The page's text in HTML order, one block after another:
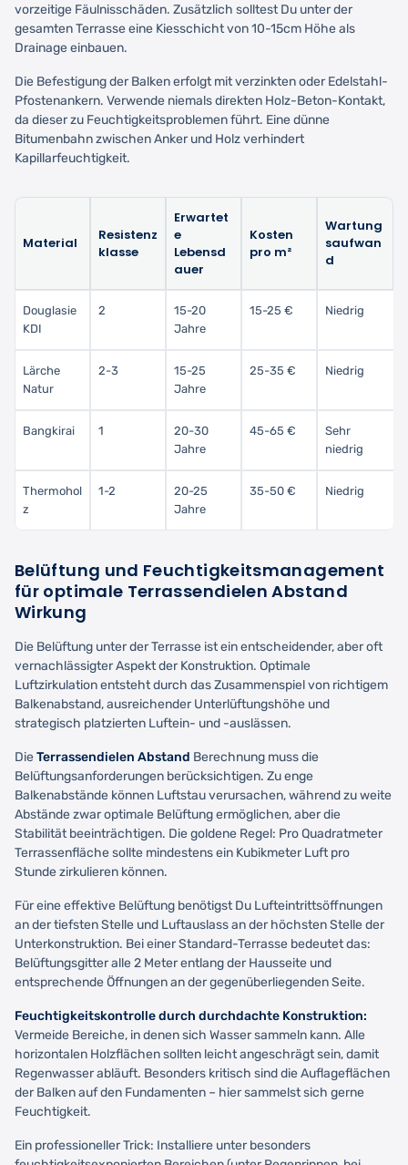
vorzeitige Fäulnisschäden. Zusätzlich solltest Du unter der
gesamten Terrasse eine Kiesschicht von 10-15cm Höhe als
Drainage einbauen.
Die Befestigung der Balken erfolgt mit verzinkten oder Edelstahl-
Pfostenankern. Verwende niemals direkten Holz-Beton-Kontakt,
da dieser zu Feuchtigkeitsproblemen führt. Eine dünne
Bitumenbahn zwischen Anker und Holz verhindert
Kapillarfeuchtigkeit.
Material
Resistenz
klasse
Erwartet
e
Lebensd
auer
Kosten
pro m²
Wartung
saufwan
d
Douglasie
KDI
2
15-20
Jahre
15-25 € Niedrig
Lärche
Natur
2-3
15-25
Jahre
25-35 € Niedrig
Bangkirai 1
20-30
Jahre
45-65 €
Sehr
niedrig
Thermohol
z
1-2
20-25
Jahre
35-50 € Niedrig
Belüftung und Feuchtigkeitsmanagement
für optimale Terrassendielen Abstand
Wirkung
Die Belüftung unter der Terrasse ist ein entscheidender, aber oft
vernachlässigter Aspekt der Konstruktion. Optimale
Luftzirkulation entsteht durch das Zusammenspiel von richtigem
Balkenabstand, ausreichender Unterlüftungshöhe und
strategisch platzierten Luftein- und -auslässen.
DieTerrassendielen Abstand Berechnung muss die
Belüftungsanforderungen berücksichtigen. Zu enge
Balkenabstände können Luftstau verursachen, während zu weite
Abstände zwar optimale Belüftung ermöglichen, aber die
Stabilität beeinträchtigen. Die goldene Regel: Pro Quadratmeter
Terrassenfläche sollte mindestens ein Kubikmeter Luft pro
Stunde zirkulieren können.
Für eine effektive Belüftung benötigst Du Lufteintrittsöffnungen
an der tiefsten Stelle und Luftauslass an der höchsten Stelle der
Unterkonstruktion. Bei einer Standard-Terrasse bedeutet das:
Belüftungsgitter alle 2 Meter entlang der Hausseite und
entsprechende Öffnungen an der gegenüberliegenden Seite.
Feuchtigkeitskontrolle durch durchdachte Konstruktion:
Vermeide Bereiche, in denen sich Wasser sammeln kann. Alle
horizontalen Holzflächen sollten leicht angeschrägt sein, damit
Regenwasser abläuft. Besonders kritisch sind die Auflageflächen
der Balken auf den Fundamenten – hier sammelst sich gerne
Feuchtigkeit.
Ein professioneller Trick: Installiere unter besonders